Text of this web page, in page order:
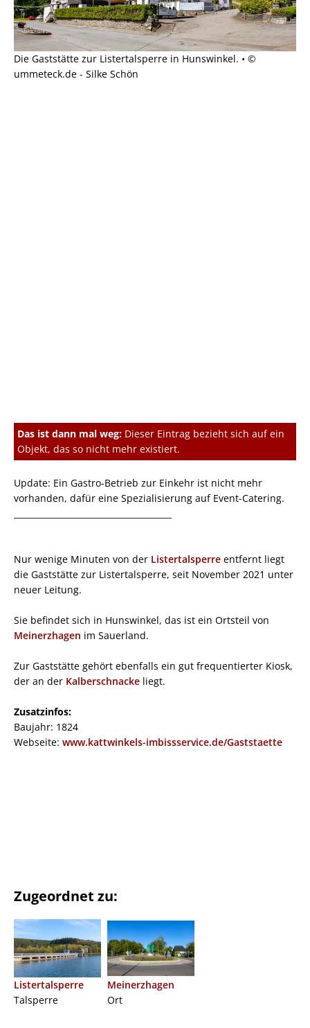
Die Gaststätte zur Listertalsperre in Hunswinkel. • ©
ummeteck.de - Silke Schön
Das ist dann mal weg: Dieser Eintrag bezieht sich auf ein
Objekt, das so nicht mehr existiert.
Update: Ein Gastro-Betrieb zur Einkehr ist nicht mehr
vorhanden, dafür eine Spezialisierung auf Event-Catering.
Nur wenige Minuten von der Listertalsperre entfernt liegt
die Gaststätte zur Listertalsperre, seit November 2021 unter
neuer Leitung.
Sie befindet sich in Hunswinkel, das ist ein Ortsteil von
Meinerzhagen im Sauerland.
Zur Gaststätte gehört ebenfalls ein gut frequentierter Kiosk,
der an der Kalberschnacke liegt.
Zusatzinfos:
Baujahr: 1824
Webseite: www.kattwinkels-imbissservice.de/Gaststaette
Zugeordnet zu:
Listertalsperre
Talsperre
Meinerzhagen
Ort